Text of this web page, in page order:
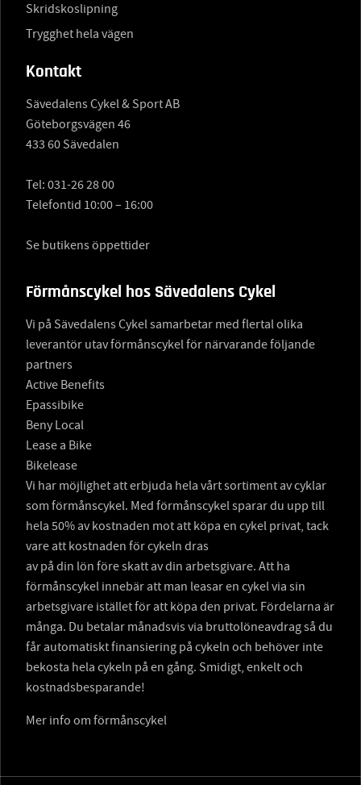
Skridskoslipning
Trygghet hela vägen
Kontakt
Sävedalens Cykel & Sport AB
Göteborgsvägen 46
433 60 Sävedalen
Tel: 031-26 28 00
Telefontid 10:00 – 16:00
Se butikens öppettider
Förmånscykel hos Sävedalens Cykel
Vi på Sävedalens Cykel samarbetar med flertal olika
leverantör utav förmånscykel för närvarande följande
partners
Active Benefits
Epassibike
Beny Local
Lease a Bike
Bikelease
Vi har möjlighet att erbjuda hela vårt sortiment av cyklar
som förmånscykel. Med förmånscykel sparar du upp till
hela 50% av kostnaden mot att köpa en cykel privat, tack
vare att kostnaden för cykeln dras
av på din lön före skatt av din arbetsgivare. Att ha
förmånscykel innebär att man leasar en cykel via sin
arbetsgivare istället för att köpa den privat. Fördelarna är
många. Du betalar månadsvis via bruttolöneavdrag så du
får automatiskt finansiering på cykeln och behöver inte
bekosta hela cykeln på en gång. Smidigt, enkelt och
kostnadsbesparande!
Mer info om förmånscykel